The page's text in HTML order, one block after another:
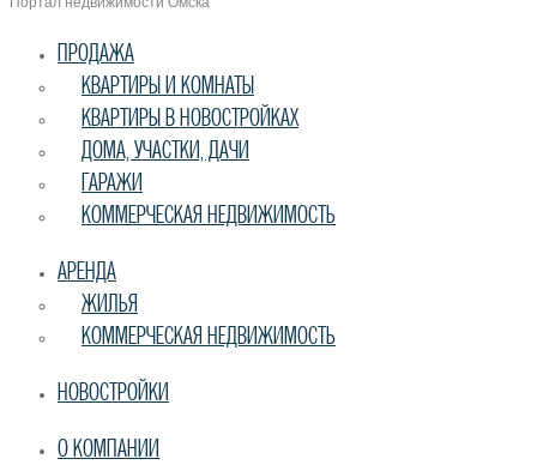
ПРОДАЖА
КВАРТИРЫ И КОМНАТЫ
КВАРТИРЫ В НОВОСТРОЙКАХ
ДОМА, УЧАСТКИ, ДАЧИ
ГАРАЖИ
КОММЕРЧЕСКАЯ НЕДВИЖИМОСТЬ
АРЕНДА
ЖИЛЬЯ
КОММЕРЧЕСКАЯ НЕДВИЖИМОСТЬ
НОВОСТРОЙКИ
О КОМПАНИИ